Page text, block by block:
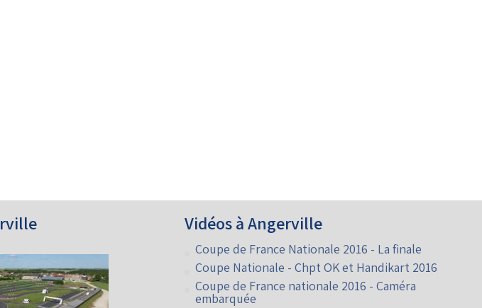
Vidéos à Angerville
Coupe de France Nationale 2016 - La finale
Coupe Nationale - Chpt OK et Handikart 2016
Coupe de France nationale 2016 - Caméra
embarquée